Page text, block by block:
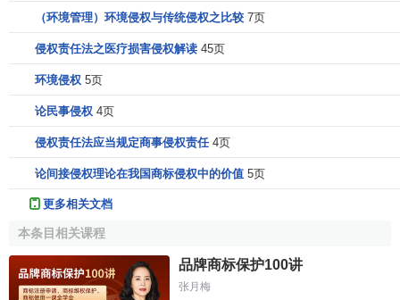
仅仅要认识到自己行为可归责性(违法性)，还要意识到自己行
为可能引起的危害结果。但是侵权行为法和刑法有着很大的
正是基于这一点，在美国刑法和侵权法的区别不大。从这个
以上来说，结合侵权行为法与刑法一起学习，会整个宪法中
权法脱胎而出的。
侵权行为责任与契约责任
侵权行为法调整的是一般人之间的
义务”)，与契约法调整的是特定的相对人之间的法律关系(即
“特别保护义务”)不同，因此在大陆法系
（环境管理）环境侵权与传统侵权之比较 7页
侵权责任法之医疗损害侵权解读 45页
环境侵权 5页
论民事侵权 4页
侵权责任法应当规定商事侵权责任 4页
论间接侵权理论在我国商标侵权中的价值 5页
更多相关文档
本条目相关课程
品牌商标保护100讲
张月梅